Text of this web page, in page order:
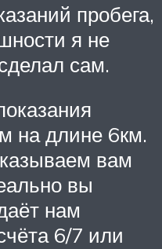
пробега,
я не
сам.
на длине 6км.
вам
вы
нам
6/7 или